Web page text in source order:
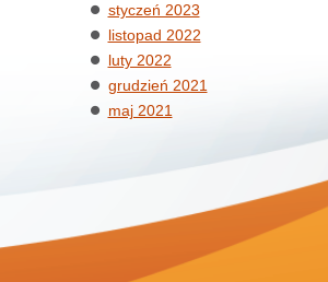
styczeń 2023
listopad 2022
luty 2022
grudzień 2021
maj 2021